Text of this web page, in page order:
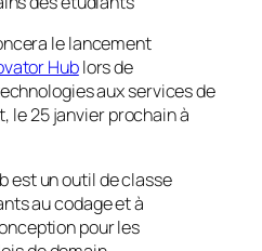
le lancement
Hublors de
aux services de
le 25 janvier prochain à
est un outil de classe
au codage et à
pour les